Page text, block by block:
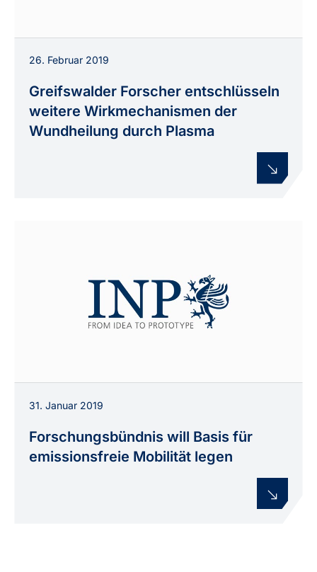
26. Februar 2019
Greifswalder Forscher entschlüsseln
weitere Wirkmechanismen der
Wundheilung durch Plasma
31. Januar 2019
Forschungsbündnis will Basis für
emissionsfreie Mobilität legen